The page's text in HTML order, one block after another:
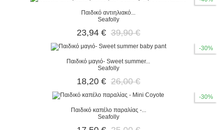
Παιδικό αντιηλιακό...
Seafolly
23,94 € 39,90 €
-30%
Παιδικό μαγιό- Sweet summer...
Seafolly
18,20 € 26,00 €
-30%
Παιδικό καπέλο παραλίας -...
Seafolly